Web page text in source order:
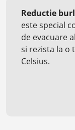
Reductie
este special
de evacuare
si rezista la o
Celsius.